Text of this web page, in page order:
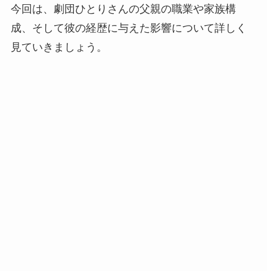
今回は、劇団ひとりさんの父親の職業や家族構
成、そして彼の経歴に与えた影響について詳しく
見ていきましょう。